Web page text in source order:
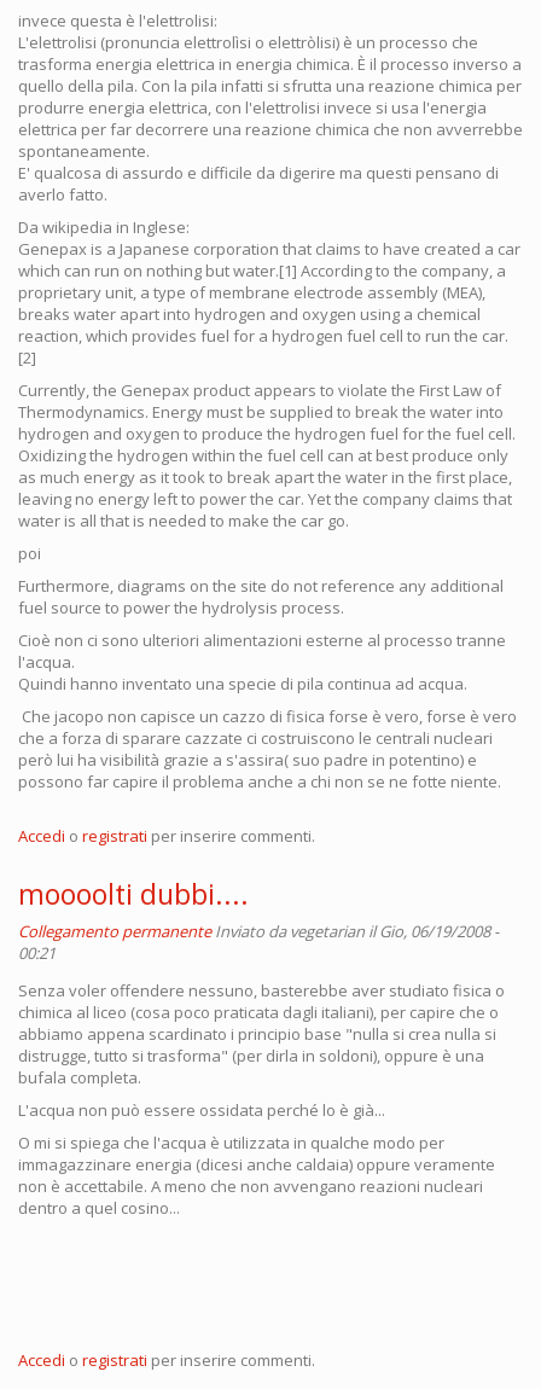
invece questa è l'elettrolisi:
L'elettrolisi (pronuncia elettrolìsi o elettròlisi) è un processo che
trasforma energia elettrica in energia chimica. È il processo inverso a
quello della pila. Con la pila infatti si sfrutta una reazione chimica per
produrre energia elettrica, con l'elettrolisi invece si usa l'energia
elettrica per far decorrere una reazione chimica che non avverrebbe
spontaneamente.
E' qualcosa di assurdo e difficile da digerire ma questi pensano di
averlo fatto.
Da wikipedia in Inglese:
Genepax is a Japanese corporation that claims to have created a car
which can run on nothing but water.[1] According to the company, a
proprietary unit, a type of membrane electrode assembly (MEA),
breaks water apart into hydrogen and oxygen using a chemical
reaction, which provides fuel for a hydrogen fuel cell to run the car.
[2]
Currently, the Genepax product appears to violate the First Law of
Thermodynamics. Energy must be supplied to break the water into
hydrogen and oxygen to produce the hydrogen fuel for the fuel cell.
Oxidizing the hydrogen within the fuel cell can at best produce only
as much energy as it took to break apart the water in the first place,
leaving no energy left to power the car. Yet the company claims that
water is all that is needed to make the car go.
poi
Furthermore, diagrams on the site do not reference any additional
fuel source to power the hydrolysis process.
Cioè non ci sono ulteriori alimentazioni esterne al processo tranne
l'acqua.
Quindi hanno inventato una specie di pila continua ad acqua.
Che jacopo non capisce un cazzo di fisica forse è vero, forse è vero
che a forza di sparare cazzate ci costruiscono le centrali nucleari
però lui ha visibilità grazie a s'assira( suo padre in potentino) e
possono far capire il problema anche a chi non se ne fotte niente.
Accedi o registrati per inserire commenti.
moooolti dubbi....
Collegamento permanente Inviato davegetarian il Gio, 06/19/2008 -
00:21
Senza voler offendere nessuno, basterebbe aver studiato fisica o
chimica al liceo (cosa poco praticata dagli italiani), per capire che o
abbiamo appena scardinato i principio base "nulla si crea nulla si
distrugge, tutto si trasforma" (per dirla in soldoni), oppure è una
bufala completa.
L'acqua non può essere ossidata perché lo è già...
O mi si spiega che l'acqua è utilizzata in qualche modo per
immagazzinare energia (dicesi anche caldaia) oppure veramente
non è accettabile. A meno che non avvengano reazioni nucleari
dentro a quel cosino...
Accedi o registrati per inserire commenti.